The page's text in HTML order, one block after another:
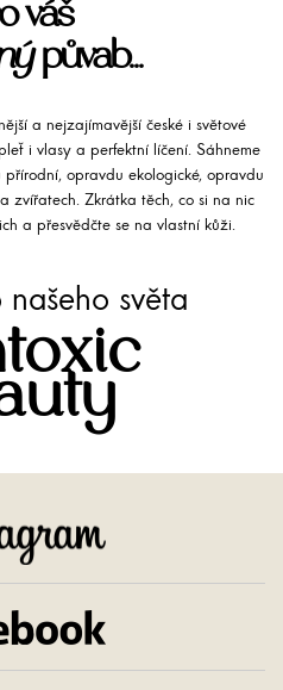
váš
půvab...
a nejzajímavější české i světové
i vlasy a perfektní líčení. Sáhneme
opravdu ekologické, opravdu
zvířatech. Zkrátka těch, co si na nic
a přesvědčte se na vlastní kůži.
našeho světa